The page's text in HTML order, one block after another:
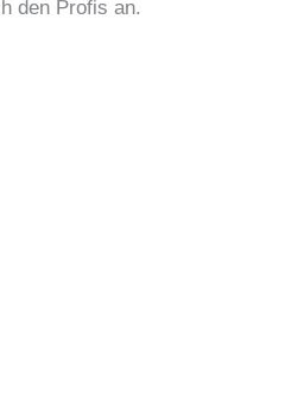
den Profis an.